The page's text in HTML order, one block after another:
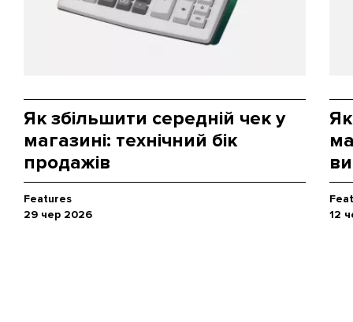
Як збільшити середній чек у
магазині: технічний бік
продажів
Features
29 чер 2026
12